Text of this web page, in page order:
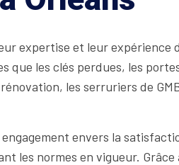
expertise et leur expérience
les clés perdues, les
les serruriers de
engagement envers la
les normes en vigueur.